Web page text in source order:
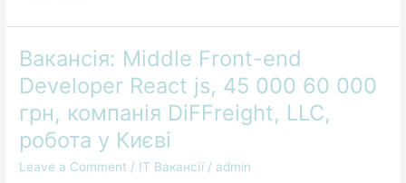
Києві
Вакансія: Middle Front-end
Developer React js, 45 000 60 000
грн, компанія DiFFreight, LLC,
робота у Києві
Leave a Comment / IT Вакансії/ admin
Вакансія:
Middle
Front-
end
Developer
React
js,